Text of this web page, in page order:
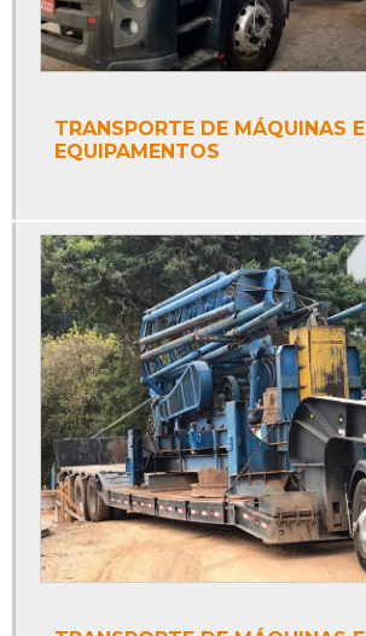
TRANSPORTE DE MÁQUINAS E
EQUIPAMENTOS